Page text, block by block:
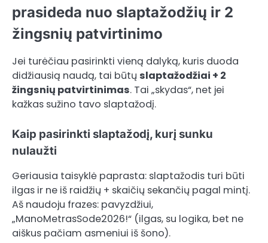
prasideda nuo slaptažodžių ir 2
žingsnių patvirtinimo
Jei turėčiau pasirinkti vieną dalyką, kuris duoda
didžiausią naudą, tai būtų slaptažodžiai + 2
žingsnių patvirtinimas. Tai „skydas“, net jei
kažkas sužino tavo slaptažodį.
Kaip pasirinkti slaptažodį, kurį sunku
nulaužti
Geriausia taisyklė paprasta: slaptažodis turi būti
ilgas ir ne iš raidžių + skaičių sekančių pagal mintį.
Aš naudoju frazes: pavyzdžiui,
„ManoMetrasSode2026!“ (ilgas, su logika, bet ne
aiškus pačiam asmeniui iš šono).